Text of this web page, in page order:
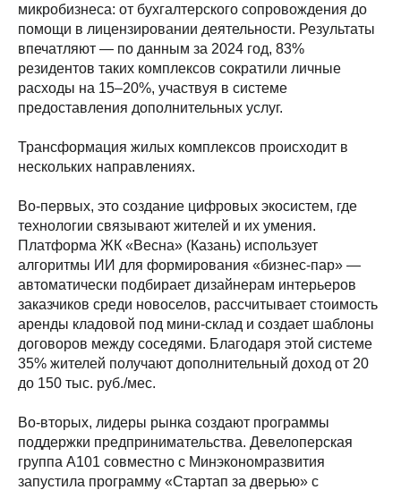
микробизнеса: от бухгалтерского сопровождения до
помощи в лицензировании деятельности. Результаты
впечатляют — по данным за 2024 год, 83%
резидентов таких комплексов сократили личные
расходы на 15–20%, участвуя в системе
предоставления дополнительных услуг.
Трансформация жилых комплексов происходит в
нескольких направлениях.
Во-первых, это создание цифровых экосистем, где
технологии связывают жителей и их умения.
Платформа ЖК «Весна» (Казань) использует
алгоритмы ИИ для формирования «бизнес-пар» —
автоматически подбирает дизайнерам интерьеров
заказчиков среди новоселов, рассчитывает стоимость
аренды кладовой под мини-склад и создает шаблоны
договоров между соседями. Благодаря этой системе
35% жителей получают дополнительный доход от 20
до 150 тыс. руб./мес.
Во-вторых, лидеры рынка создают программы
поддержки предпринимательства. Девелоперская
группа А101 совместно с Минэкономразвития
запустила программу «Стартап за дверью» с